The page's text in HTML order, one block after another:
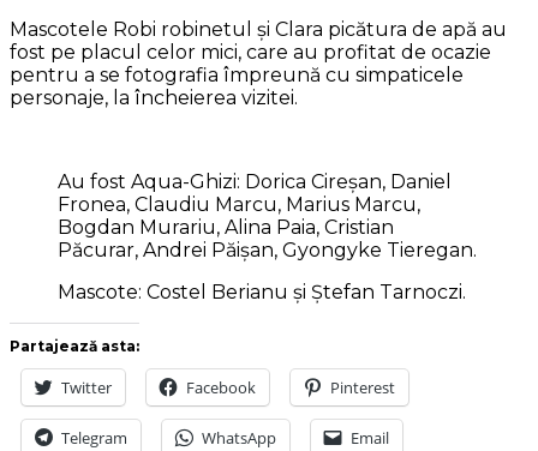
Mascotele Robi robinetul și Clara picătura de apă au
fost pe placul celor mici, care au profitat de ocazie
pentru a se fotografia împreună cu simpaticele
personaje, la încheierea vizitei.
Au fost Aqua-Ghizi: Dorica Cireșan, Daniel
Fronea, Claudiu Marcu, Marius Marcu,
Bogdan Murariu, Alina Paia, Cristian
Păcurar, Andrei Păișan, Gyongyke Tieregan.
Mascote: Costel Berianu și Ștefan Tarnoczi.
Partajează asta:
Twitter Facebook Pinterest
Telegram WhatsApp Email